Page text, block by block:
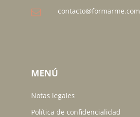
contacto@formarme.com
MENÚ
Notas legales
Política de confidencialidad